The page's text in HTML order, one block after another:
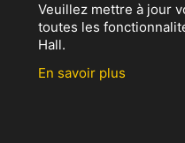
Veuillez mettre à jour
toutes les
Hall.
En savoir plus